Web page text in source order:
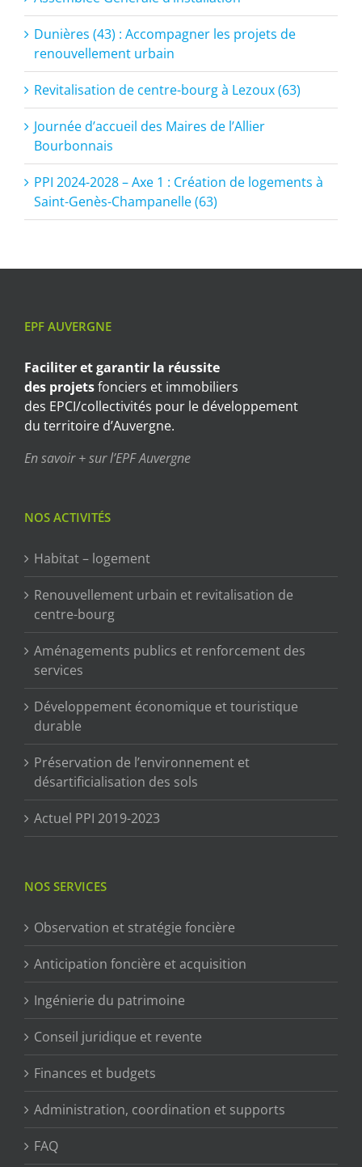
Dunières (43) : Accompagner les projets de
renouvellement urbain
Revitalisation de centre-bourg à Lezoux (63)
Journée d’accueil des Maires de l’Allier
Bourbonnais
PPI 2024-2028 – Axe 1 : Création de logements à
Saint-Genès-Champanelle (63)
EPF AUVERGNE
Faciliter et garantir la réussite
des projetsfonciers et immobiliers
des EPCI/collectivités pour le développement
du territoire d’Auvergne.
En savoir + sur l’EPF Auvergne
NOS ACTIVITÉS
Habitat – logement
Renouvellement urbain et revitalisation de
centre-bourg
Aménagements publics et renforcement des
services
Développement économique et touristique
durable
Préservation de l’environnement et
désartificialisation des sols
Actuel PPI 2019-2023
NOS SERVICES
Observation et stratégie foncière
Anticipation foncière et acquisition
Ingénierie du patrimoine
Conseil juridique et revente
Finances et budgets
Administration, coordination et supports
FAQ